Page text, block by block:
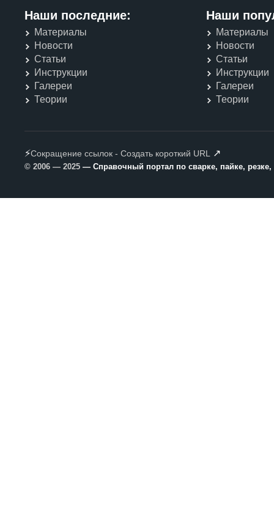
Наши последние:
Материалы
Новости
Статьи
Инструкции
Галереи
Теории
Наши
Материалы
Новости
Статьи
Инструкции
Галереи
Теории
⚡Сокращение ссылок - Создать короткий URL ↗
© 2006 — 2025 — Справочный портал по сварке, пайке,